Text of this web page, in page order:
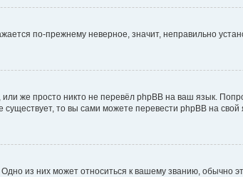
по-прежнему неверное, значит, неправильно
же просто никто не перевёл phpBB на ваш язык.
существует, то вы сами можете перевести phpBB на
из них может относиться к вашему званию, обычно